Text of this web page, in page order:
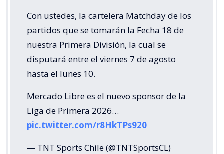
Con ustedes, la cartelera Matchday de los
partidos que se tomarán la Fecha 18 de
nuestra Primera División, la cual se
disputará entre el viernes 7 de agosto
hasta el lunes 10.
Mercado Libre es el nuevo sponsor de la
Liga de Primera 2026…
pic.twitter.com/r8HkTPs920
— TNT Sports Chile (@TNTSportsCL)